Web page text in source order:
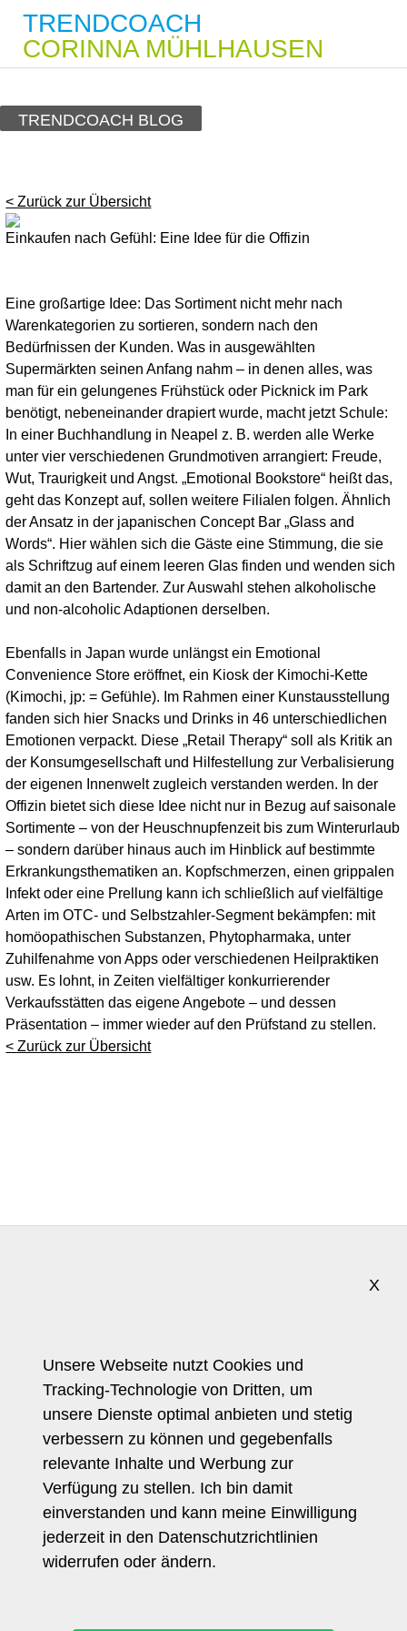
TRENDCOACH
CORINNA MÜHLHAUSEN
TRENDCOACH BLOG
< Zurück zur Übersicht
Einkaufen nach Gefühl: Eine Idee für die Offizin
Eine großartige Idee: Das Sortiment nicht mehr nach
Warenkategorien zu sortieren, sondern nach den
Bedürfnissen der Kunden. Was in ausgewählten
Supermärkten seinen Anfang nahm – in denen alles, was
man für ein gelungenes Frühstück oder Picknick im Park
benötigt, nebeneinander drapiert wurde, macht jetzt Schule:
In einer Buchhandlung in Neapel z. B. werden alle Werke
unter vier verschiedenen Grundmotiven arrangiert: Freude,
Wut, Traurigkeit und Angst. „Emotional Bookstore“ heißt das,
geht das Konzept auf, sollen weitere Filialen folgen. Ähnlich
der Ansatz in der japanischen Concept Bar „Glass and
Words“. Hier wählen sich die Gäste eine Stimmung, die sie
als Schriftzug auf einem leeren Glas finden und wenden sich
damit an den Bartender. Zur Auswahl stehen alkoholische
und non-alcoholic Adaptionen derselben.
Ebenfalls in Japan wurde unlängst ein Emotional
Convenience Store eröffnet, ein Kiosk der Kimochi-Kette
(Kimochi, jp: = Gefühle). Im Rahmen einer Kunstausstellung
fanden sich hier Snacks und Drinks in 46 unterschiedlichen
Emotionen verpackt. Diese „Retail Therapy“ soll als Kritik an
der Konsumgesellschaft und Hilfestellung zur Verbalisierung
der eigenen Innenwelt zugleich verstanden werden. In der
Offizin bietet sich diese Idee nicht nur in Bezug auf saisonale
Sortimente – von der Heuschnupfenzeit bis zum Winterurlaub
– sondern darüber hinaus auch im Hinblick auf bestimmte
Erkrankungsthematiken an. Kopfschmerzen, einen grippalen
Infekt oder eine Prellung kann ich schließlich auf vielfältige
Arten im OTC- und Selbstzahler-Segment bekämpfen: mit
homöopathischen Substanzen, Phytopharmaka, unter
Zuhilfenahme von Apps oder verschiedenen Heilpraktiken
usw. Es lohnt, in Zeiten vielfältiger konkurrierender
Verkaufsstätten das eigene Angebote – und dessen
Präsentation – immer wieder auf den Prüfstand zu stellen.
< Zurück zur Übersicht
Pressestimmen
Journalistin
Referenzprojekte
Health Report
Trendcoach Blog
Home
X
Unsere Webseite nutzt Cookies und
Tracking-Technologie von Dritten, um
unsere Dienste optimal anbieten und stetig
verbessern zu können und gegebenfalls
relevante Inhalte und Werbung zur
Verfügung zu stellen. Ich bin damit
einverstanden und kann meine Einwilligung
jederzeit in den Datenschutzrichtlinien
widerrufen oder ändern.